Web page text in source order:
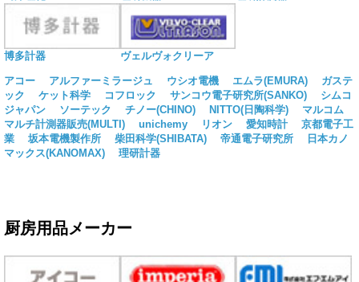
博多計器 ヴェルヴォクリーア
アコー アルファーミラージュ ウシオ電機 エムラ(EMURA)
ガステ
ック
ケット科学 コフロック サンコウ電子研究所(SANKO)
シムコ
ジャパン
ソーテック チノー(CHINO) NITTO(日陶科学)
マルコム
マルチ計測器販売(MULTI)
unichemy リオン 愛知時計
京都電子工
業
坂本電機製作所 柴田科学(SHIBATA) 帝通電子研究所
日本カノ
マックス(KANOMAX)
理研計器
厨房用品メーカー